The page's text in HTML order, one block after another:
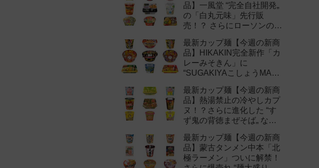
品】一風堂 “完全自社開発„
の「白丸元味」先行販
売！？ さらにローソンの激
新作まとめ！
最新カップ麺【今週の新商
品】HIKAKIN完全新作「カ
レーみそきん」に
“SUGAKIYAこしょうMAX„
最新カップ麺【今週の新商
品】熱湯禁止の冷やしカプ
ヌ！？さらに進化した “す
ず鬼の背徳まぜそば„ など
最新カップ麺【今週の新商
品】蒙古タンメン中本「北
極ラーメン」ついに解禁！